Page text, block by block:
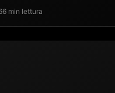
6 min lettura